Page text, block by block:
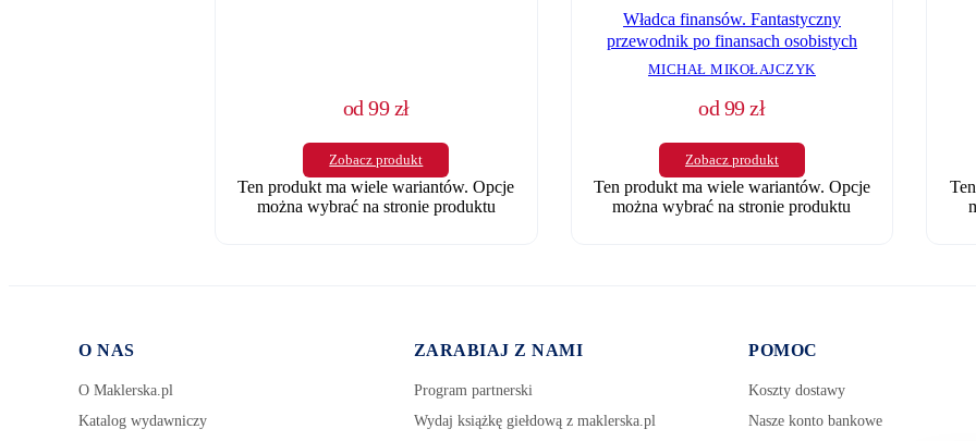
od99 zł
Zobacz produkt
Ten produkt ma wiele wariantów. Opcje
można wybrać na stronie produktu
Władca finansów. Fantastyczny
przewodnik po finansach osobistych
MICHAŁ MIKOŁAJCZYK
od 99 zł
Zobacz produkt
Ten produkt ma wiele wariantów. Opcje
można wybrać na stronie produktu
O NAS
O Maklerska.pl
Katalog wydawniczy
ZARABIAJ Z NAMI
Program partnerski
Wydaj książkę giełdową z maklerska.pl
POMOC
Koszty dostawy
Nasze konto bankowe